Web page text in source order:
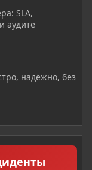
SLA,
аудите
надёжно, без